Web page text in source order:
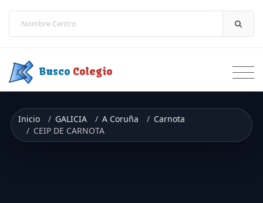
Busco Colegio
Inicio GALICIA A Coruña
Carnota
CEIP DE CARNOTA